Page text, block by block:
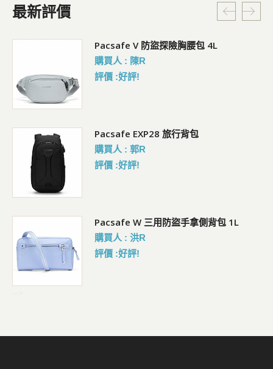
最新評價
Pacsafe V 防盜探險胸腰包 4L
購買人 : 陳R
評價 :好評!
Pacsafe EXP28 旅行背包
購買人 : 郭R
評價 :好評!
Pacsafe W 三用防盜手拿側背包 1L
購買人 : 洪R
評價 :好評!